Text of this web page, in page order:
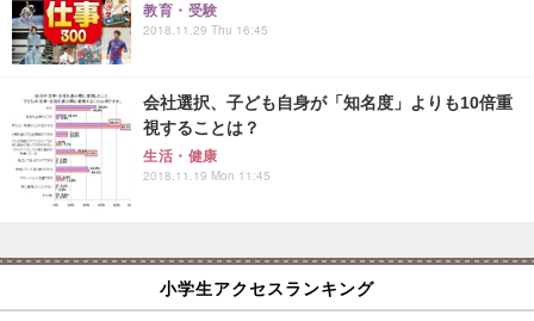
教育・受験
2018.11.29 Thu 16:45
会社選択、子ども自身が「知名度」よりも10倍重
視することは？
生活・健康
2018.11.19 Mon 11:45
小学生アクセスランキング